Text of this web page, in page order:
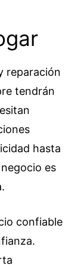
reparación
tendrán
hasta
es
confiable